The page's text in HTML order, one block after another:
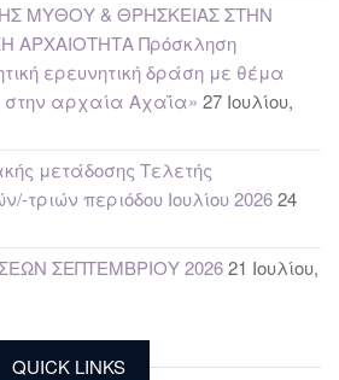
ΜΥΘΟΥ & ΘΡΗΣΚΕΙΑΣ ΣΤΗΝ
ΑΡΧΑΙΟΤΗΤΑ Πρόσκληση
ερευνητική δράση με θέμα
στην αρχαία Αχαΐα» 27 Ιουλίου,
μετάδοσης Τελετής
τριών περιόδου Ιουλίου 202624
ΣΕΠΤΕΜΒΡΙΟΥ 202621 Ιουλίου,
QUICK LINKS